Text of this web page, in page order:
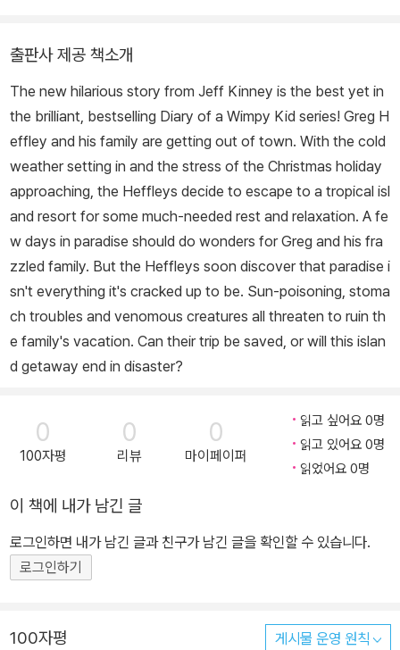
께 미국 매사추세츠에서 살면서 ‘언라이클리’ 서점을 운영하고 있습
니다.
출판사 제공 책소개
The new hilarious story from Jeff Kinney is the best yet in
the brilliant, bestselling Diary of a Wimpy Kid series! Greg H
effley and his family are getting out of town. With the cold
weather setting in and the stress of the Christmas holiday
approaching, the Heffleys decide to escape to a tropical isl
and resort for some much-needed rest and relaxation. A fe
w days in paradise should do wonders for Greg and his fra
zzled family. But the Heffleys soon discover that paradise i
sn't everything it's cracked up to be. Sun-poisoning, stoma
ch troubles and venomous creatures all threaten to ruin th
e family's vacation. Can their trip be saved, or will this islan
d getaway end in disaster?
0
100자평
0
리뷰
0
마이페이퍼
읽고 싶어요 0명
읽고 있어요 0명
읽었어요 0명
이 책에 내가 남긴 글
로그인하면 내가 남긴 글과 친구가 남긴 글을 확인할 수 있습니다.
로그인하기
100자평 게시물 운영 원칙